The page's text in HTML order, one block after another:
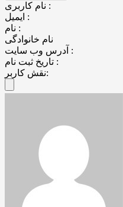
نام کاربری :
ایمیل :
نام :
نام خانوادگی
آدرس وب سایت :
تاریخ ثبت نام :
نقش کاربر: